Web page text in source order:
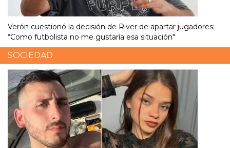
Verón cuestionó la decisión de River de apartar jugadores:
“Como futbolista no me gustaría esa situación"
SOCIEDAD